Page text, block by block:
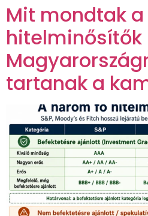
Mit mondtak a
hitelminősítők
tartanak a